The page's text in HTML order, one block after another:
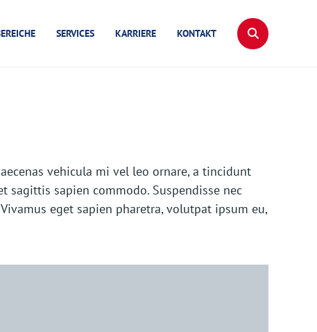
SERVICES KARRIERE KONTAKT
vehicula mi vel leo ornare, a tincidunt
sagittis sapien commodo. Suspendisse nec
eget sapien pharetra, volutpat ipsum eu,